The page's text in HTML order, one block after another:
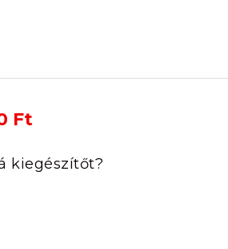
Ft.
Ft
is:
4490 Ft.
kiegészítőt?